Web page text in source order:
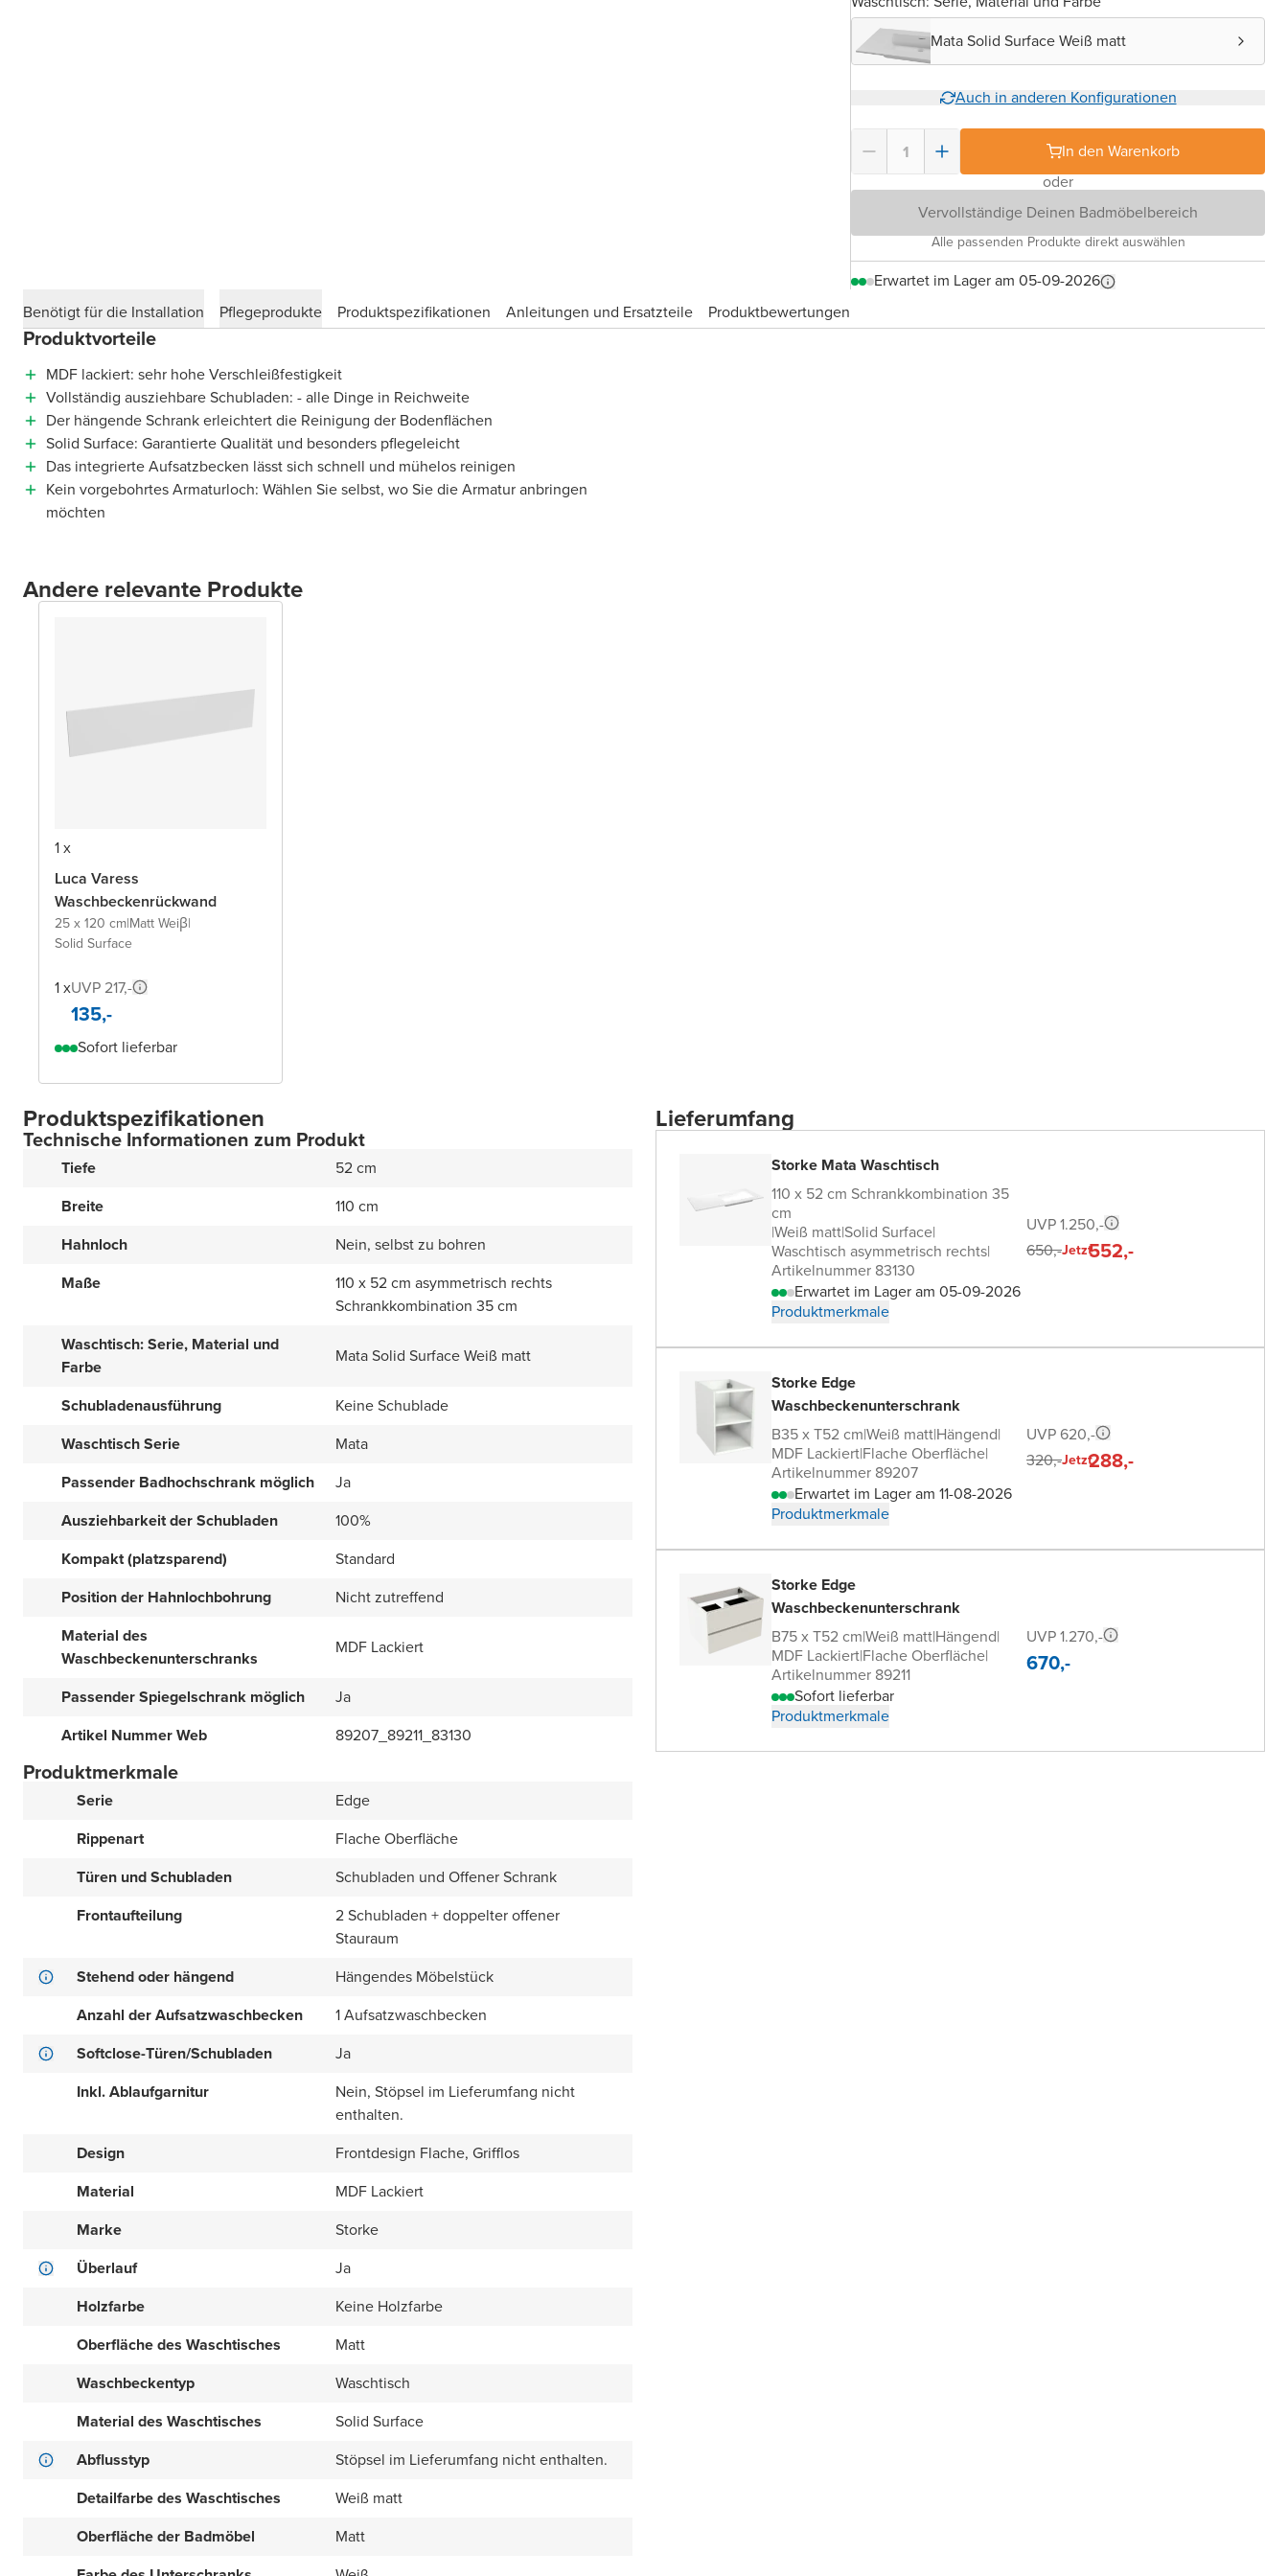
Mata Solid Surface Weiß matt
Auch in anderen Konfigurationen
In den Warenkorb
oder
Vervollständige Deinen Badmöbelbereich
Alle passenden Produkte direkt auswählen
Erwartet im Lager am 05-09-2026
Benötigt für die Installation
Pflegeprodukte Produktspezifikationen Anleitungen und Ersatzteile Produktbewertungen
Produktvorteile
MDF lackiert: sehr hohe Verschleißfestigkeit
Vollständig ausziehbare Schubladen: - alle Dinge in Reichweite
Der hängende Schrank erleichtert die Reinigung der Bodenflächen
Solid Surface: Garantierte Qualität und besonders pflegeleicht
Das integrierte Aufsatzbecken lässt sich schnell und mühelos reinigen
Kein vorgebohrtes Armaturloch: Wählen Sie selbst, wo Sie die Armatur anbringen
möchten
Andere relevante Produkte
1 x
Luca Varess
Waschbeckenrückwand
25 x 120 cm|Matt Weiβ|
Solid Surface
1 xUVP 217,-
135,-
Sofort lieferbar
Produktspezifikationen
Technische Informationen zum Produkt
Tiefe
52 cm
Breite
110 cm
Hahnloch
Nein, selbst zu bohren
Maße
110 x 52 cm asymmetrisch rechts
Schrankkombination 35 cm
Waschtisch: Serie, Material und
Farbe
Mata Solid Surface Weiß matt
Schubladenausführung
Keine Schublade
Waschtisch Serie
Mata
Passender Badhochschrank möglich
Ja
Ausziehbarkeit der Schubladen
100%
Kompakt (platzsparend)
Standard
Position der Hahnlochbohrung
Nicht zutreffend
Material des
Waschbeckenunterschranks
MDF Lackiert
Passender Spiegelschrank möglich
Ja
Artikel Nummer Web
89207_89211_83130
Produktmerkmale
Serie
Edge
Rippenart
Flache Oberfläche
Türen und Schubladen
Schubladen und Offener Schrank
Frontaufteilung
2 Schubladen + doppelter offener
Stauraum
Stehend oder hängend
Hängendes Möbelstück
Anzahl der Aufsatzwaschbecken
1 Aufsatzwaschbecken
Softclose-Türen/Schubladen
Ja
Inkl. Ablaufgarnitur
Nein, Stöpsel im Lieferumfang nicht
enthalten.
Design
Frontdesign Flache, Grifflos
Material
MDF Lackiert
Marke
Storke
Überlauf
Ja
Holzfarbe
Keine Holzfarbe
Oberfläche des Waschtisches
Matt
Waschbeckentyp
Waschtisch
Material des Waschtisches
Solid Surface
Abflusstyp
Stöpsel im Lieferumfang nicht enthalten.
Detailfarbe des Waschtisches
Weiß matt
Oberfläche der Badmöbel
Matt
Lieferumfang
Storke Mata Waschtisch
110 x 52 cm Schrankkombination 35
cm
|Weiß matt|Solid Surface|
Waschtisch asymmetrisch rechts|
Artikelnummer 83130
Erwartet im Lager am 05-09-2026
Produktmerkmale
UVP 1.250,-
650,-Jetzt552,-
Storke Edge
Waschbeckenunterschrank
B35 x T52 cm|Weiß matt|Hängend|
MDF Lackiert|Flache Oberfläche|
Artikelnummer 89207
Erwartet im Lager am 11-08-2026
Produktmerkmale
UVP 620,-
320,-Jetzt288,-
Storke Edge
Waschbeckenunterschrank
B75 x T52 cm|Weiß matt|Hängend|
MDF Lackiert|Flache Oberfläche|
Artikelnummer 89211
Sofort lieferbar
Produktmerkmale
UVP 1.270,-
670,-